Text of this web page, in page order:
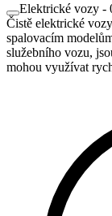
Elektrické vozy -
Čistě elektrické
spalovacím
služebního vozu,
mohou využívat